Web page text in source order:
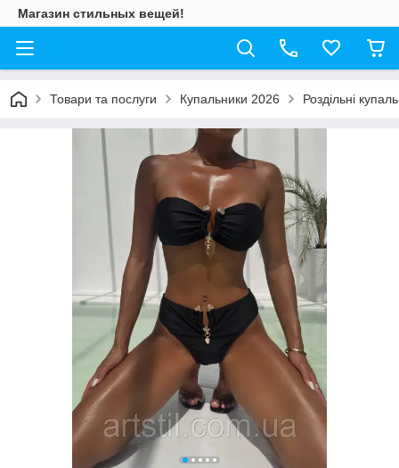
Магазин стильных вещей!
Товари та послуги Купальники 2026 Роздільні